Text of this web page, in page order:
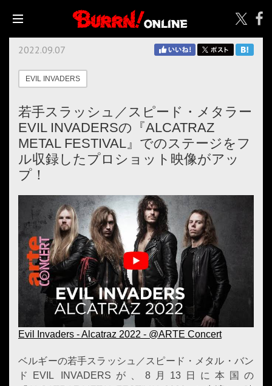
2022.09.07
EVIL INVADERS
若手スラッシュ／スピード・メタラー
EVIL INVADERSの『ALCATRAZ
METAL FESTIVAL』でのステージをフ
ル収録したプロショット映像がアッ
プ！
Evil Invaders - Alcatraz 2022 - @ARTE Concert
ベルギーの若手スラッシュ／スピード・メタル・バン
ドEVIL INVADERSが、8月13日に本国の